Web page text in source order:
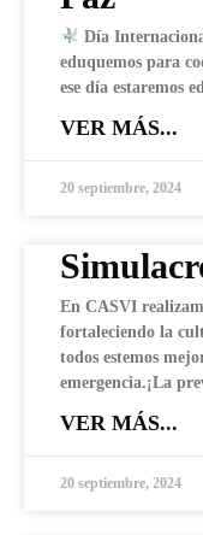
Día
eduquemos para
ese día estaremos
VER MÁS...
20 septiembre, 2024
En CASVI
fortaleciendo la
todos estemos
emergencia.¡La
VER MÁS...
20 septiembre, 2024